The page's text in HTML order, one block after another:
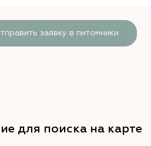
заявку в питомники
для поиска на карте